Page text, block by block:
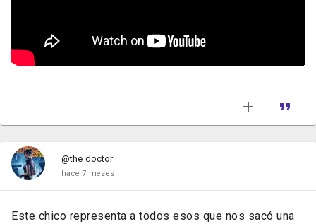
@the doctor
hace 7 meses
Este chico representa a todos esos que nos sacó una